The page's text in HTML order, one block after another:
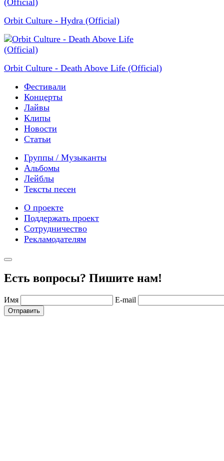
Orbit Culture - Hydra (Official)
Orbit Culture - Death Above Life (Official)
Фестивали
Концерты
Лайвы
Клипы
Новости
Статьи
Группы / Музыканты
Альбомы
Лейблы
Тексты песен
О проекте
Поддержать проект
Сотрудничество
Рекламодателям
Есть вопросы? Пишите нам!
Имя E-mail